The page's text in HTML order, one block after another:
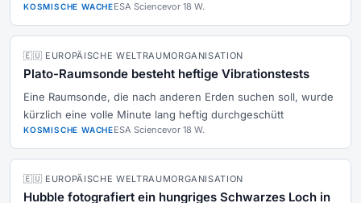
KOSMISCHE WACHEESA Sciencevor 18 W.
🇪🇺 EUROPÄISCHE WELTRAUMORGANISATION
Plato-Raumsonde besteht heftige Vibrationstests
Eine Raumsonde, die nach anderen Erden suchen soll, wurde
kürzlich eine volle Minute lang heftig durchgeschütt
KOSMISCHE WACHEESA Sciencevor 18 W.
🇪🇺 EUROPÄISCHE WELTRAUMORGANISATION
Hubble fotografiert ein hungriges Schwarzes Loch in